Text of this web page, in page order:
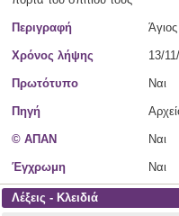
Περιγραφή
Χρόνος λήψης 13/
Πρωτότυπο Ναι
Πηγή
© ΑΠΑΝ Ναι
Έγχρωμη Ναι
Λέξεις - Κλειδιά